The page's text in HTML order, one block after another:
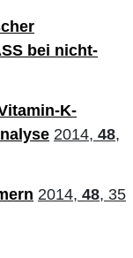
bei nicht-
K-
2014, 48,
2014, 48, 35